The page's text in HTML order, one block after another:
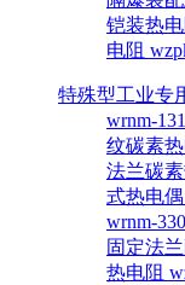
铠装热电
电阻
特殊型工业专
wrnm-
纹碳素
法兰碳
式热电偶
wrnm-
固定法
热电阻